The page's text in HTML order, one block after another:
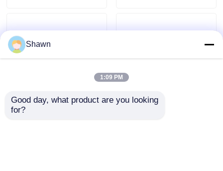
60 КВт 75 КВА
Shawn
1:09 PM
Good day, what product are you looking
for?